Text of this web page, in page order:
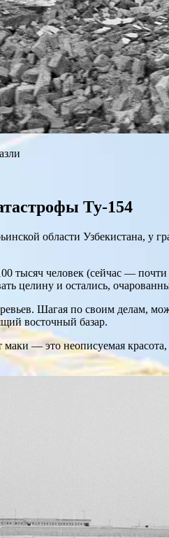
Ту-154
области Узбекистана, у
тысяч человек (сейчас —
целину и остались,
Шагая по своим делам,
восточный базар.
маки — это неописуемая